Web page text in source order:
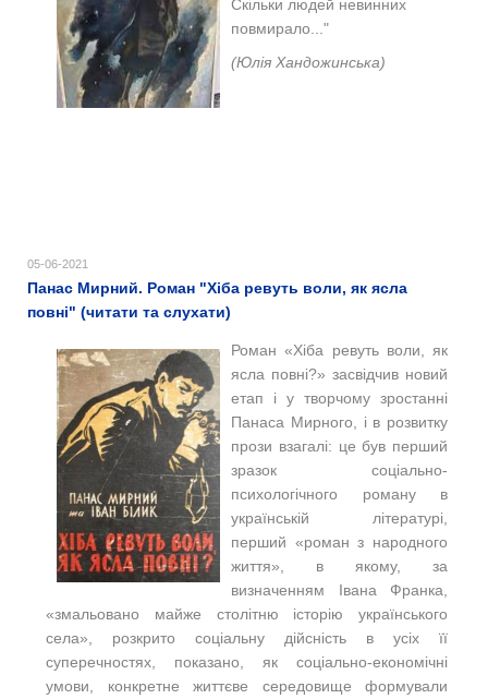
Скільки людей невинних
повмирало..."
(Юлія Хандожинська)
05-06-2021
Панас Мирний. Роман "Хіба ревуть воли, як ясла
повні" (читати та слухати)
Роман «Хіба ревуть воли, як
ясла повні?» засвідчив новий
етап і у творчому зростанні
Панаса Мирного, і в розвитку
прози взагалі: це був перший
зразок соціально-
психологічного роману в
українській літературі,
перший «роман з народного
життя», в якому, за
визначенням Івана Франка,
«змальовано майже столітню історію українського
села», розкрито соціальну дійсність в усіх її
суперечностях, показано, як соціально-економічні
умови, конкретне життєве середовище формували